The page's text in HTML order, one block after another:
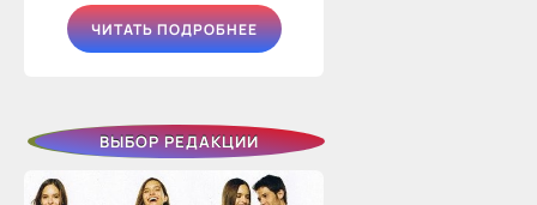
ЧИТАТЬ ПОДРОБНЕЕ
ВЫБОР РЕДАКЦИИ